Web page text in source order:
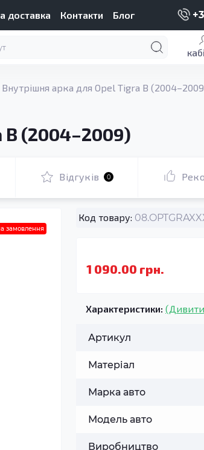
доставка Контакти Блог
Внутрішня арка для Opel Tigra B
B (2004–2009)
Відгуків 0
замовлення
Код товару:
1 090.00 грн.
Характеристики:
Артикул
Матеріал
Марка авто
Модель авто
Виробництво